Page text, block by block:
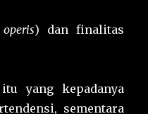
) dan finalitas
yang kepadanya
sementara